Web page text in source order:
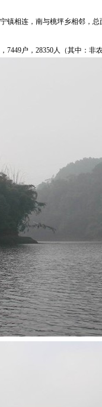
镇相连，南与桃坪乡相邻，
户，28350人（其中：非农